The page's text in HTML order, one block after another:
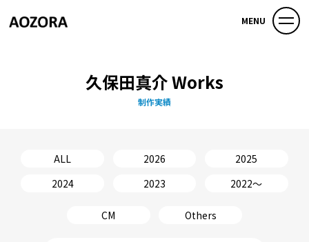
MENU
久保田真介 Works
制作実績
ALL 2026
2025
2024
2023 2022〜
CM Others